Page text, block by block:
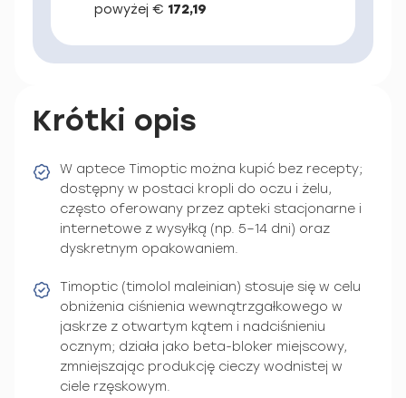
powyżej € 172,19
Krótki opis
W aptece Timoptic można kupić bez recepty;
dostępny w postaci kropli do oczu i żelu,
często oferowany przez apteki stacjonarne i
internetowe z wysyłką (np. 5–14 dni) oraz
dyskretnym opakowaniem.
Timoptic (timolol maleinian) stosuje się w celu
obniżenia ciśnienia wewnątrzgałkowego w
jaskrze z otwartym kątem i nadciśnieniu
ocznym; działa jako beta-bloker miejscowy,
zmniejszając produkcję cieczy wodnistej w
ciele rzęskowym.